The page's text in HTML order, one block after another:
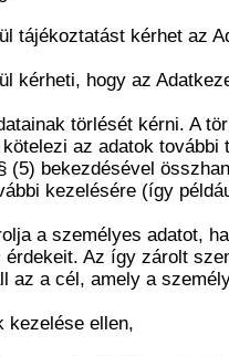
tájékoztatást kérhet az
kérheti, hogy az
törlését kérni. A
az adatok további
(5) bekezdésével
kezelésére (így
a személyes adatot,
Az így zárolt
az a cél, amely a
kezelése ellen,